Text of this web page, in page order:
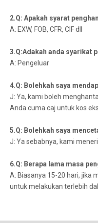
2.Q: Apakah syarat
A: EXW, FOB, CFR, CIF dll
3.Q:Adakah anda syarikat
A: Pengeluar
4.Q: Bolehkah saya
J: Ya, kami boleh
Anda cuma caj untuk kos
5.Q: Bolehkah saya
J: Ya sebabnya, kami
6.Q: Berapa lama masa
A: Biasanya 15-20 hari, jika
untuk melakukan terlebih